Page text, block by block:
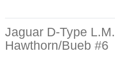
Jaguar D-Type
Hawthorn/Bueb #6